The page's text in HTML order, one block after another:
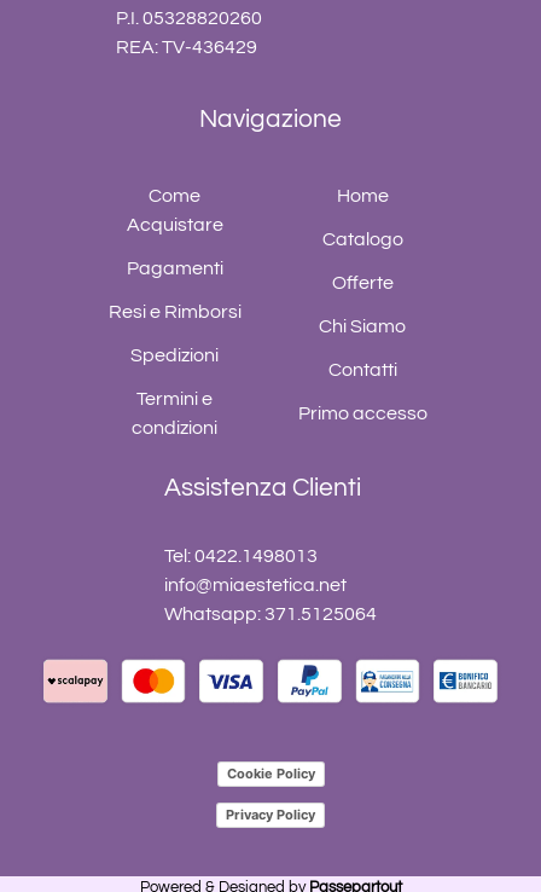
P.I. 05328820260
REA: TV-436429
Navigazione
Come
Acquistare
Pagamenti
Resi e Rimborsi
Spedizioni
Termini e
condizioni
Home
Catalogo
Offerte
Chi Siamo
Contatti
Primo accesso
Assistenza Clienti
Tel: 0422.1498013
info@miaestetica.net
Whatsapp: 371.5125064
Cookie Policy
Privacy Policy
Powered & Designed by Passepartout